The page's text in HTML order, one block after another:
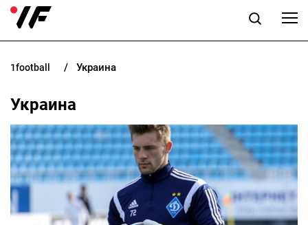
НОВОСТИ
ПРОГНОЗЫ
БУКМЕКЕРЫ
КАЗИНО
РАЗНОЕ
1football Украина
Украина